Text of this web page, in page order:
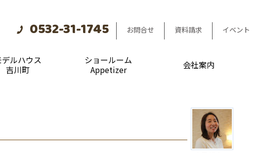
0532-31-1745 お問合せ 資料請求 イベント
デルハウス
吉川町
ショールーム
Appetizer
会社案内